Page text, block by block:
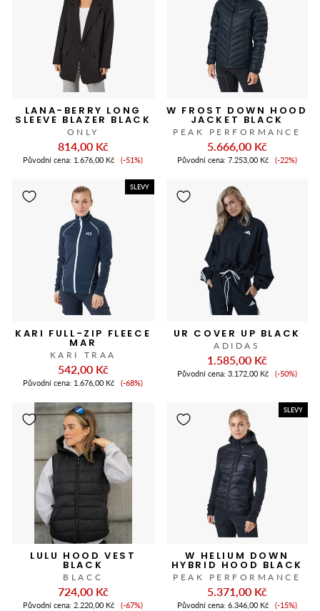
LANA-BERRY LONG
SLEEVE BLAZER BLACK
ONLY
814,00 Kč
Původní cena: 1.676,00 Kč
Cena
(-51%)
W FROST DOWN HOOD
JACKET BLACK
PEAK PERFORMANCE
5.666,00 Kč
Původní cena: 7.253,00 Kč
Cena
(-22%)
SLEVY
KARI FULL-ZIP FLEECE
MAR
KARI TRAA
542,00 Kč
Původní cena: 1.676,00 Kč
Cena
(-68%)
UR COVER UP BLACK
ADIDAS
1.585,00 Kč
Původní cena: 3.172,00 Kč
Cena
(-50%)
LULU HOOD VEST
BLACK
BLACC
724,00 Kč
Původní cena:2.220,00 Kč
Cena
(-67%)
SLEVY
W HELIUM DOWN
HYBRID HOOD BLACK
PEAK PERFORMANCE
5.371,00 Kč
Původní cena: 6.346,00 Kč
Cena
(-15%)